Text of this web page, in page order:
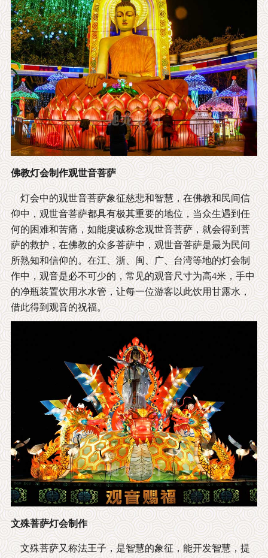
佛教灯会制作观世音菩萨
灯会中的观世音菩萨象征慈悲和智慧，在佛教和民间信
仰中，观世音菩萨都具有极其重要的地位，当众生遇到任
何的困难和苦痛，如能虔诚称念观世音菩萨，就会得到菩
萨的救护，在佛教的众多菩萨中，观世音菩萨是最为民间
所熟知和信仰的。在江、浙、闽、广、台湾等地的灯会制
作中，观音是必不可少的，常见的观音尺寸为高4米，手中
的净瓶装置饮用水水管，让每一位游客以此饮用甘露水，
借此得到观音的祝福。
文殊菩萨灯会制作
文殊菩萨又称法王子，是智慧的象征，能开发智慧，提